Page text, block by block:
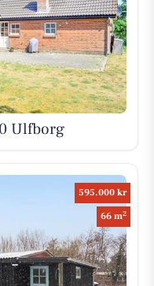
Ulfborg
595.000 kr
66 m2